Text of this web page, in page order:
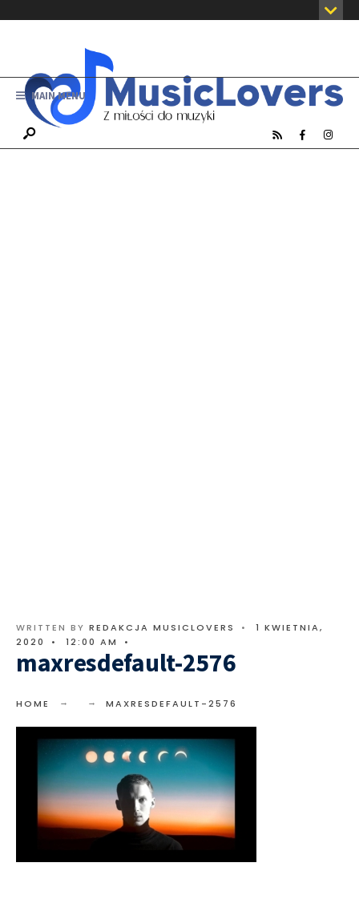
MAIN MENU
WRITTEN BY REDAKCJA MUSICLOVERS •
1 KWIETNIA,
2020
• 12:00 AM •
maxresdefault-2576
HOME MAXRESDEFAULT-2576